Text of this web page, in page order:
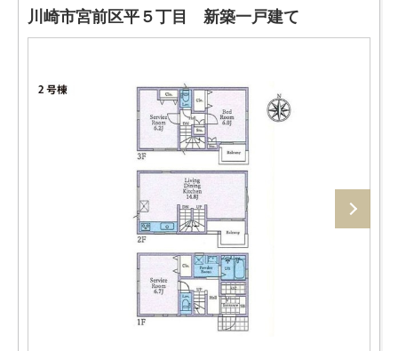
川崎市宮前区平５丁目 新築一戸建て